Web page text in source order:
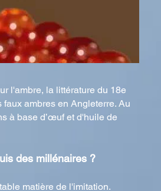
l'ambre, la littérature du 18e
ambres en Angleterre. Au
à base d’œuf et d'huile de
des millénaires ?
matière de l'imitation.